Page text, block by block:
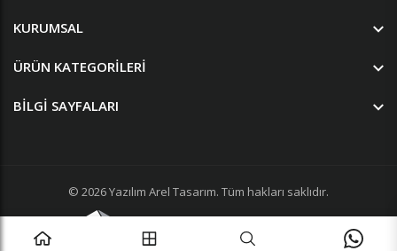
KURUMSAL
ÜRÜN KATEGORILERI
BILGI SAYFALARI
© 2026Yazılım Arel Tasarım. Tüm hakları saklıdır.